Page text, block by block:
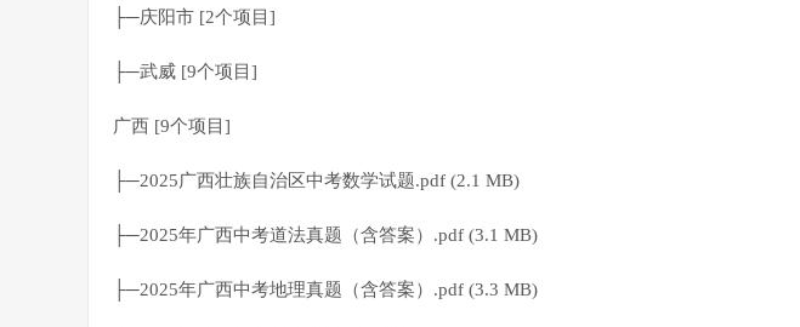
├─庆阳市 [2个项目]
├─武威 [9个项目]
广西 [9个项目]
├─2025广西壮族自治区中考数学试题.pdf (2.1 MB)
├─2025年广西中考道法真题（含答案）.pdf (3.1 MB)
├─2025年广西中考地理真题（含答案）.pdf (3.3 MB)